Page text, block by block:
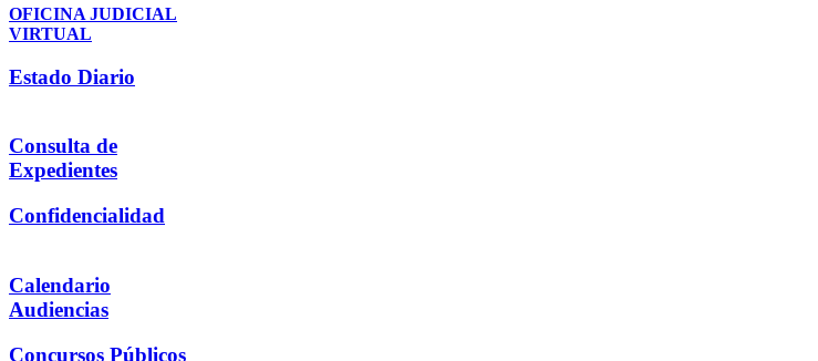
OFICINA JUDICIAL
VIRTUAL
Estado Diario
Consulta de
Expedientes
Confidencialidad
Calendario
Audiencias
Concursos Públicos